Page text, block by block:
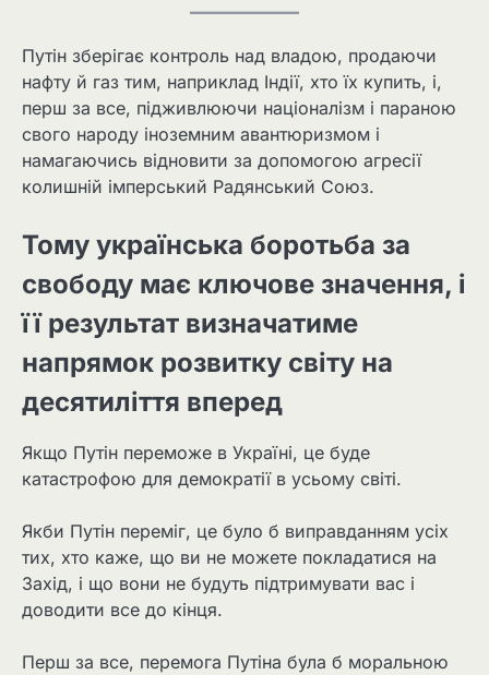
Путін зберігає контроль над владою, продаючи
нафту й газ тим, наприклад Індії, хто їх купить, і,
перш за все, підживлюючи націоналізм і параною
свого народу іноземним авантюризмом і
намагаючись відновити за допомогою агресії
колишній імперський Радянський Союз.
Тому українська боротьба за
свободу має ключове значення, і
її результат визначатиме
напрямок розвитку світу на
десятиліття вперед
Якщо Путін переможе в Україні, це буде
катастрофою для демократії в усьому світі.
Якби Путін переміг, це було б виправданням усіх
тих, хто каже, що ви не можете покладатися на
Захід, і що вони не будуть підтримувати вас і
доводити все до кінця.
Перш за все, перемога Путіна була б моральною